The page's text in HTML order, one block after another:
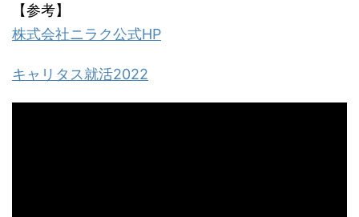
【参考】
株式会社ニラク公式HP
キャリタス就活2022